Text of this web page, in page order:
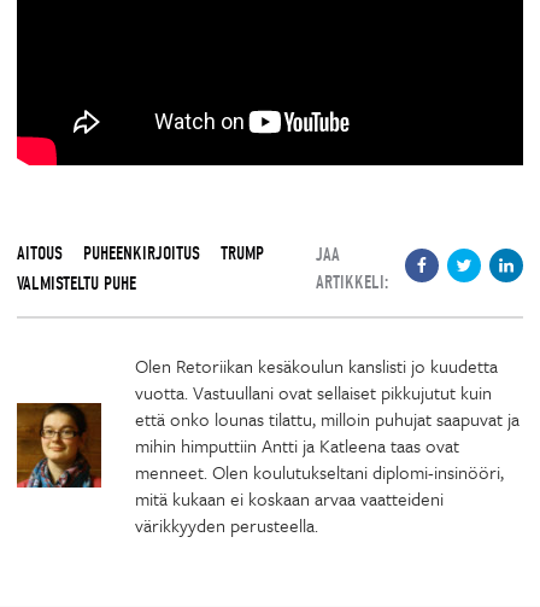
AITOUS PUHEENKIRJOITUS
TRUMP
VALMISTELTU PUHE
JAA
ARTIKKELI:
Olen Retoriikan kesäkoulun kanslisti jo kuudetta
vuotta. Vastuullani ovat sellaiset pikkujutut kuin
että onko lounas tilattu, milloin puhujat saapuvat ja
mihin himputtiin Antti ja Katleena taas ovat
menneet. Olen koulutukseltani diplomi-insinööri,
mitä kukaan ei koskaan arvaa vaatteideni
värikkyyden perusteella.